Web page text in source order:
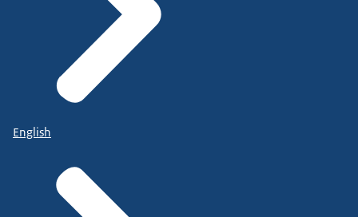
English